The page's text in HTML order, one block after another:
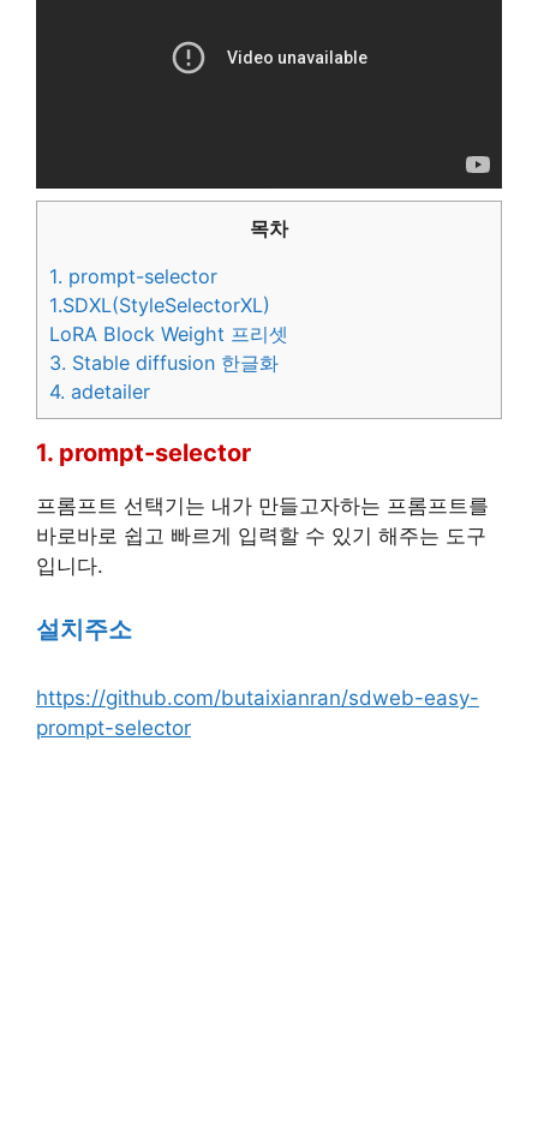
목차
1. prompt-selector
1.SDXL(StyleSelectorXL)
LoRA Block Weight 프리셋
3. Stable diffusion 한글화
4. adetailer
1. prompt-selector
프롬프트 선택기는 내가 만들고자하는 프롬프트를
바로바로 쉽고 빠르게 입력할 수 있기 해주는 도구
입니다.
설치주소
https://github.com/butaixianran/sdweb-easy-
prompt-selector